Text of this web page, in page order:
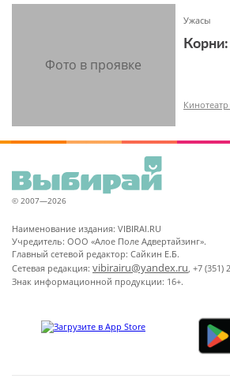
Ужасы
© 2007—2026
Наименование издания: VIBIRAI.RU
Учредитель: ООО «Алое Поле Адвертайзинг».
Главный сетевой редактор: Сайкин Е.Б.
Сетевая редакция: vibirairu@yandex.ru , +7 (351)
Знак информационной продукции: 16+.